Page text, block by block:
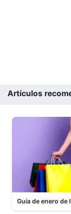
Artículos
Guía de enero